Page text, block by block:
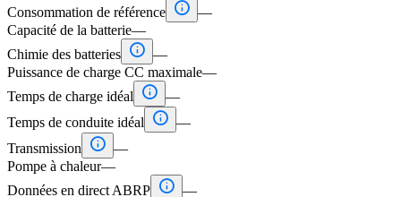
Consommation de référence  —
Capacité de la batterie—
Chimie des batteries  —
Puissance de charge CC maximale—
Temps de charge idéal
 —
Temps de conduite idéal
 —
Transmission
 —
Pompe à chaleur—
Données en direct ABRP  —